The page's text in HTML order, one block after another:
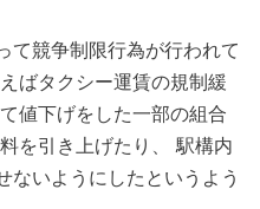
競争制限行為が行われて
ばタクシー運賃の規制緩
値下げをした一部の組合
を引き上げたり、 駅構内
ないようにしたというよう